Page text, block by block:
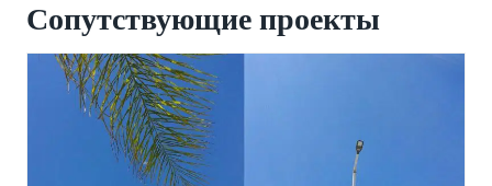
Сопутствующие проекты